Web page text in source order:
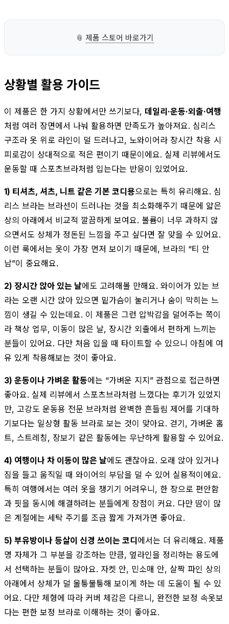
📎 제품 스토어 바로가기
상황별 활용 가이드
이 제품은 한 가지 상황에서만 쓰기보다, 데일리·운동·외출·여행
처럼 여러 장면에서 나눠 활용하면 만족도가 높아져요. 심리스
구조라 옷 위로 라인이 덜 드러나고, 노와이어라 장시간 착용 시
피로감이 상대적으로 적은 편이기 때문이에요. 실제 리뷰에서도
운동할 때 스포츠브라처럼 입는다는 반응이 있었어요.
1) 티셔츠, 셔츠, 니트 같은 기본 코디용으로는 특히 유리해요. 심
리스 브라는 브라선이 드러나는 것을 최소화해주기 때문에 얇은
상의 아래에서 비교적 깔끔하게 보여요. 볼륨이 너무 과하지 않
으면서도 상체가 정돈된 느낌을 주고 싶다면 잘 맞을 수 있어요.
이런 룩에서는 옷이 가장 먼저 보이기 때문에, 브라의 “티 안
남”이 중요해요.
2) 장시간 앉아 있는 날에도 고려해볼 만해요. 와이어가 있는 브
라는 오랜 시간 앉아 있으면 밑가슴이 눌리거나 숨이 막히는 느
낌이 생길 수 있는데요. 이 제품은 그런 압박감을 덜어주는 쪽이
라 책상 업무, 이동이 많은 날, 장시간 외출에서 편하게 느끼는
분들이 있어요. 다만 처음 입을 때 타이트할 수 있으니 아침에 여
유 있게 착용해보는 것이 좋아요.
3) 운동이나 가벼운 활동에는 “가벼운 지지” 관점으로 접근하면
좋아요. 실제 리뷰에서 스포츠브라처럼 느꼈다는 후기가 있었지
만, 고강도 운동용 전문 브라처럼 완벽한 흔들림 제어를 기대하
기보다는 일상형 활동 브라로 보는 것이 맞아요. 걷기, 가벼운 홈
트, 스트레칭, 장보기 같은 활동에는 무난하게 활용할 수 있어요.
4) 여행이나 차 이동이 많은 날에도 괜찮아요. 오래 앉아 있거나
짐을 들고 움직일 때 와이어의 부담을 덜 수 있어 실용적이에요.
특히 여행에서는 여러 옷을 챙기기 어려우니, 한 장으로 편안함
과 핏을 동시에 해결하려는 분들에게 장점이 커요. 다만 땀이 많
은 계절에는 세탁 주기를 조금 짧게 가져가면 좋아요.
5) 부유방이나 등살이 신경 쓰이는 코디에서는 더 유리해요. 제품
명 자체가 그 부분을 강조하는 만큼, 옆라인을 정리하는 용도에
서 선택하는 분들이 많아요. 자켓 안, 민소매 안, 살짝 파인 상의
아래에서 상체가 덜 울퉁불퉁해 보이게 하는 데 도움이 될 수 있
어요. 다만 체형에 따라 커버 체감은 다르니, 완전한 보정 속옷보
다는 편한 보정 브라로 이해하는 것이 좋아요.